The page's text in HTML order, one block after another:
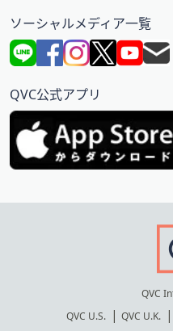
ソーシャルメディア一覧
QVC公式アプリ
QVC
QVC U.S.
QVC U.K.